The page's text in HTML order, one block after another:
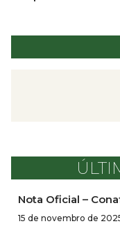
Nota Oficial –
15 de novembro de